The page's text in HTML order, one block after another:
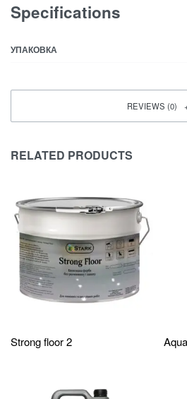
Specifications
УПАКОВКА
REVIEWS (0)
RELATED PRODUCTS
Strong floor 2